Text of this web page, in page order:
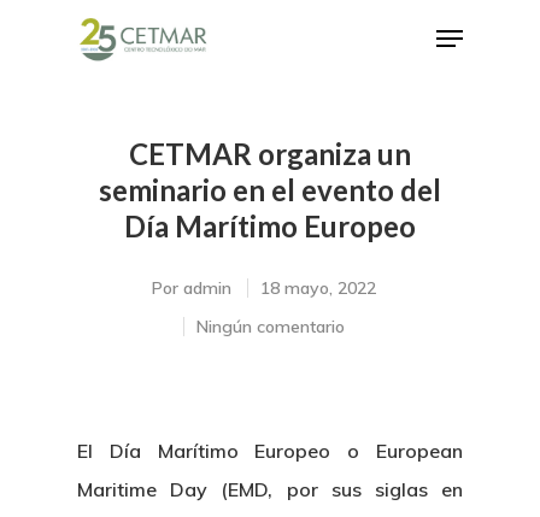
Hit enter to search or ESC to close
CETMAR organiza un
seminario en el evento del
Día Marítimo Europeo
Por admin
18 mayo, 2022
Ningún comentario
El Día Marítimo Europeo o European
Maritime Day (EMD, por sus siglas en